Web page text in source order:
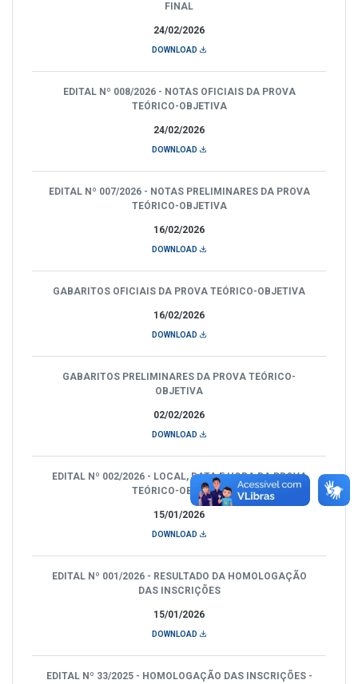
24/02/2026
FINAL
DOWNLOAD
24/02/2026
EDITAL Nº 008/2026 - NOTAS OFICIAIS DA PROVA
TEÓRICO-OBJETIVA
DOWNLOAD
16/02/2026
EDITAL Nº 007/2026 - NOTAS PRELIMINARES DA PROVA
TEÓRICO-OBJETIVA
DOWNLOAD
16/02/2026
GABARITOS OFICIAIS DA PROVA TEÓRICO-OBJETIVA
DOWNLOAD
02/02/2026
GABARITOS PRELIMINARES DA PROVA TEÓRICO-
OBJETIVA
DOWNLOAD
15/01/2026
EDITAL Nº 002/2026 - LOCAL, DATA E HORA DA PROVA
TEÓRICO-OBJETIVA
DOWNLOAD
15/01/2026
EDITAL Nº 001/2026 - RESULTADO DA HOMOLOGAÇÃO
DAS INSCRIÇÕES
DOWNLOAD
EDITAL Nº 33/2025 - HOMOLOGAÇÃO DAS INSCRIÇÕES -